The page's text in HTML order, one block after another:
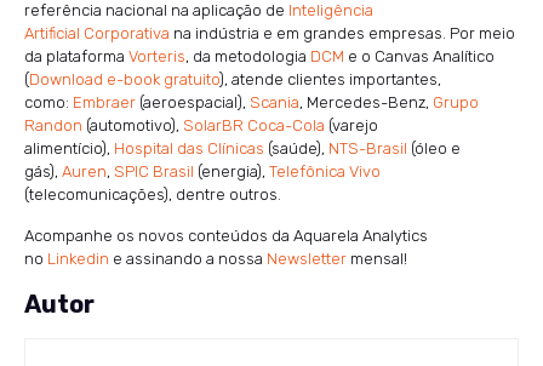
referência nacional na aplicação de Inteligência
Artificial Corporativa na indústria e em grandes empresas. Por meio
da plataforma Vorteris, da metodologia DCM e o Canvas Analítico
(Download e-book gratuito), atende clientes importantes,
como: Embraer (aeroespacial), Scania, Mercedes-Benz, Grupo
Randon (automotivo), SolarBR Coca-Cola (varejo
alimentício), Hospital das Clínicas (saúde), NTS-Brasil (óleo e
gás), Auren, SPIC Brasil (energia), Telefônica Vivo
(telecomunicações), dentre outros.
Acompanhe os novos conteúdos da Aquarela Analytics
no Linkedin e assinando a nossa Newsletter mensal!
Autor